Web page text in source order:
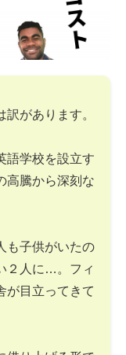
訳があります。
語学校を設立す
高騰から深刻な
も子供がいたの
２人に…。フィ
が目立ってきて